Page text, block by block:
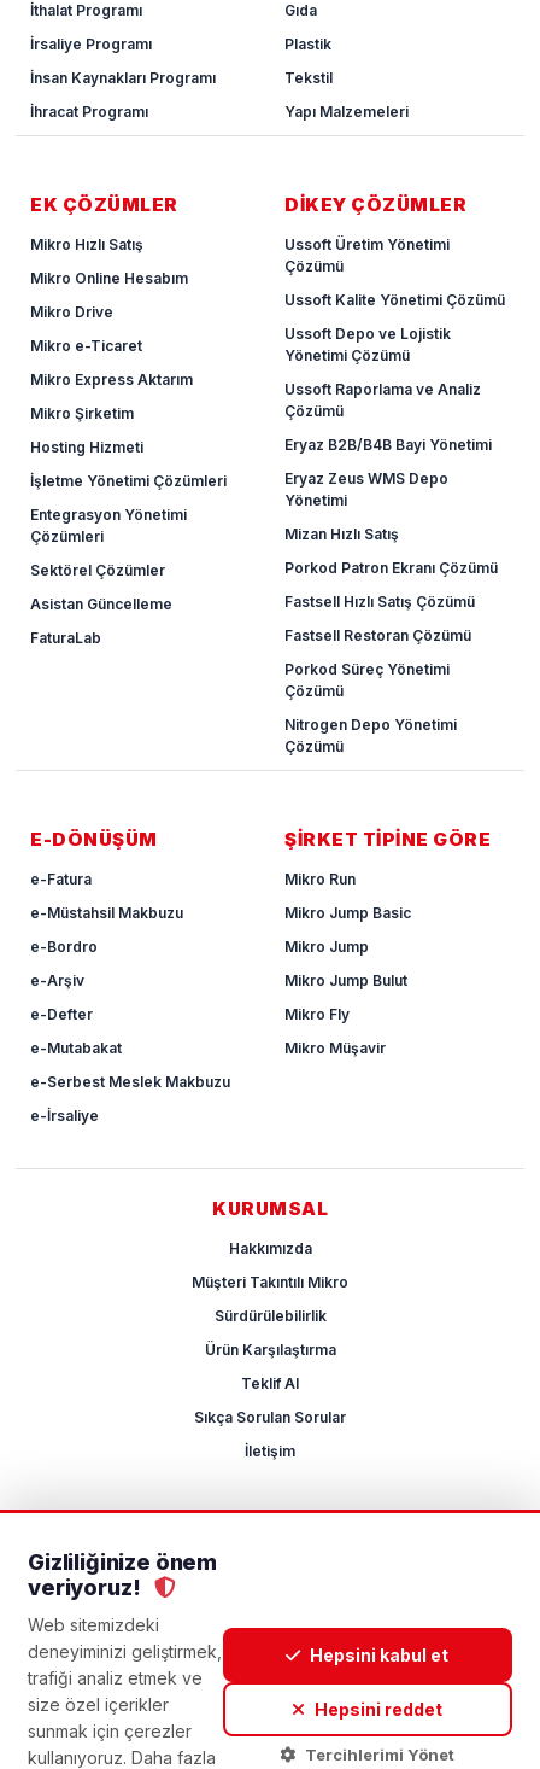
Gizliliğinize önem
veriyoruz!
Web sitemizdeki
deneyiminizi geliştirmek,
trafiği analiz etmek ve
size özel içerikler
sunmak için çerezler
kullanıyoruz. Daha fazla
Hepsini kabul et
Hepsini reddet
Tercihlerimi Yönet
İthalat Programı
İrsaliye Programı
İnsan Kaynakları Programı
İhracat Programı
Gıda
Plastik
Tekstil
Yapı Malzemeleri
EK ÇÖZÜMLER
Mikro Hızlı Satış
Mikro Online Hesabım
Mikro Drive
Mikro e-Ticaret
Mikro Express Aktarım
Mikro Şirketim
Hosting Hizmeti
İşletme Yönetimi Çözümleri
Entegrasyon Yönetimi
Çözümleri
Sektörel Çözümler
Asistan Güncelleme
FaturaLab
DİKEY ÇÖZÜMLER
Ussoft Üretim Yönetimi
Çözümü
Ussoft Kalite Yönetimi Çözümü
Ussoft Depo ve Lojistik
Yönetimi Çözümü
Ussoft Raporlama ve Analiz
Çözümü
Eryaz B2B/B4B Bayi Yönetimi
Eryaz Zeus WMS Depo
Yönetimi
Mizan Hızlı Satış
Porkod Patron Ekranı Çözümü
Fastsell Hızlı Satış Çözümü
Fastsell Restoran Çözümü
Porkod Süreç Yönetimi
Çözümü
Nitrogen Depo Yönetimi
Çözümü
E-DÖNÜŞÜM
e-Fatura
e-Müstahsil Makbuzu
e-Bordro
e-Arşiv
e-Defter
e-Mutabakat
e-Serbest Meslek Makbuzu
e-İrsaliye
ŞİRKET TİPİNE GÖRE
Mikro Run
Mikro Jump Basic
Mikro Jump
Mikro Jump Bulut
Mikro Fly
Mikro Müşavir
KURUMSAL
Hakkımızda
Müşteri Takıntılı Mikro
Sürdürülebilirlik
Ürün Karşılaştırma
Teklif Al
Sıkça Sorulan Sorular
İletişim
KVKKGizlilik Politikası